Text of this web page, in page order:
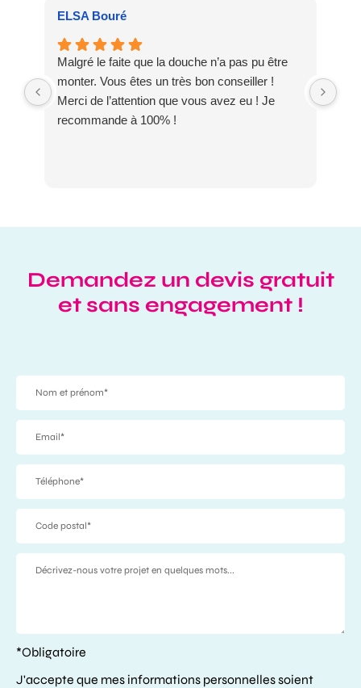
ELSA Bouré
Malgré le faite que la douche n’a pas pu être
monter. Vous êtes un très bon conseiller !
Merci de l’attention que vous avez eu ! Je
recommande à 100% !
Demandez un devis gratuit
et sans engagement !
*Obligatoire
J'accepte que mes informations personnelles soient